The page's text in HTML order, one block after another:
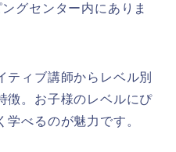
グセンター内にありま
ティブ講師からレベル別
徴。お子様のレベルにぴ
べるのが魅力です。